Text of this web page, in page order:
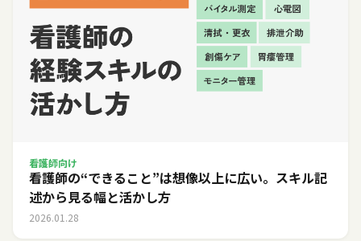
看護師向け
看護師の“できること”は想像以上に広い。スキル記
述から見る幅と活かし方
2026.01.28